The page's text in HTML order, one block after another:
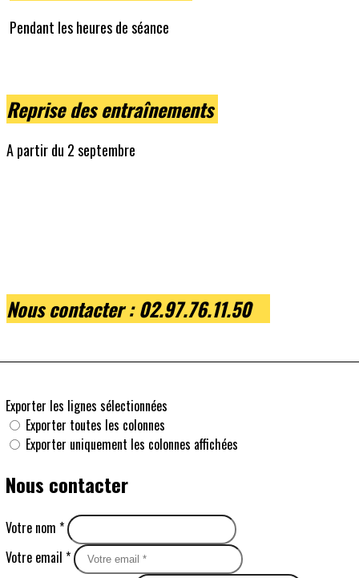
Pendant les heures de séance
Reprise des entraînements
A partir du 2 septembre
Nous contacter: 02.97.76.11.50